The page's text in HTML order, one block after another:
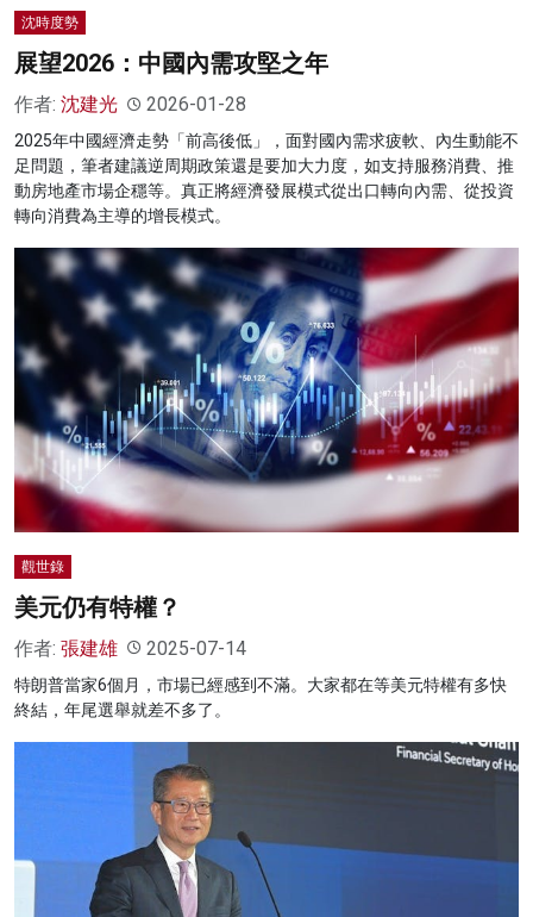
沈時度勢
展望2026：中國內需攻堅之年
作者: 沈建光 2026-01-28
2025年中國經濟走勢「前高後低」，面對國內需求疲軟、內生動能不
足問題，筆者建議逆周期政策還是要加大力度，如支持服務消費、推
動房地產市場企穩等。真正將經濟發展模式從出口轉向內需、從投資
轉向消費為主導的增長模式。
觀世錄
美元仍有特權？
作者: 張建雄 2025-07-14
特朗普當家6個月，市場已經感到不滿。大家都在等美元特權有多快
終結，年尾選舉就差不多了。